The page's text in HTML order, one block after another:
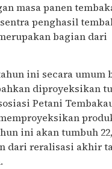
masa panen
penghasil
bagian dari
ini secara umum
diproyeksikan
Petani
ini akan tumbuh
dari reralisasi akhir